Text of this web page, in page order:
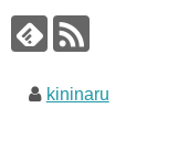
kininaru